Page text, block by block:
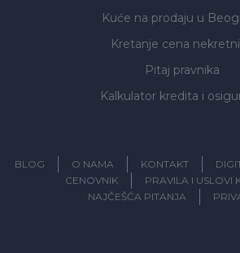
Kuće na prodaju u
Kretanje cena
Pitaj pravnika
Kalkulator kredita i
BLOG O NAMA KONTAKT
CENOVNIK
PRAVILA I USLOVI
NAJČEŠĆA PITANJA